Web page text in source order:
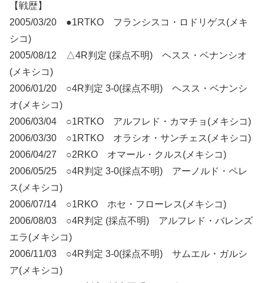
【戦歴】
2005/03/20 ●1RTKO フランシスコ・ロドリゲス(メキ
シコ)
2005/08/12 △4R判定 (採点不明) ヘスス・ベナンシオ
(メキシコ)
2006/01/20 ○4R判定 3-0(採点不明) ヘスス・ベナンシ
オ(メキシコ)
2006/03/04 ○1RTKO アルフレド・カマチョ(メキシコ)
2006/03/30 ○1RTKO オラシオ・サンチェス(メキシコ)
2006/04/27 ○2RKO オマール・クルス(メキシコ)
2006/05/25 ○4R判定 3-0(採点不明) アーノルド・ペレ
ス(メキシコ)
2006/07/14 ○1RKO ホセ・フローレス(メキシコ)
2006/08/03 ○4R判定 (採点不明) アルフレド・バレンズ
エラ(メキシコ)
2006/11/03 ○4R判定 3-0(採点不明) サムエル・ガルシ
ア(メキシコ)